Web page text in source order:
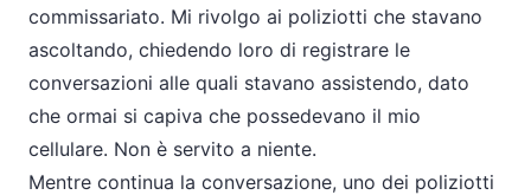
commissariato. Mi rivolgo ai poliziotti che stavano
ascoltando, chiedendo loro di registrare le
conversazioni alle quali stavano assistendo, dato
che ormai si capiva che possedevano il mio
cellulare. Non è servito a niente.
Mentre continua la conversazione, uno dei poliziotti